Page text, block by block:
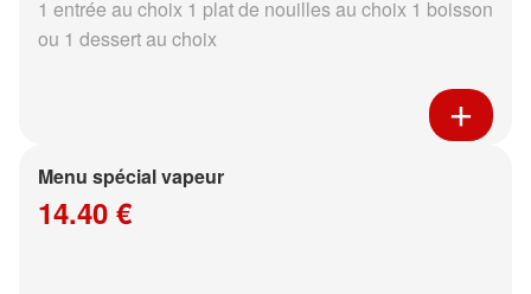
1 entrée au choix 1 plat de nouilles au choix 1 boisson
ou 1 dessert au choix
Menu spécial vapeur
14.40 €